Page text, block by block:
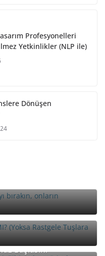
Profesyonelleri
Yetkinlikler (NLP ile)
Dönüşen
(Reframing) ile
MI? (Yoksa Rastgele
Zihinsel ve
Başlasın!